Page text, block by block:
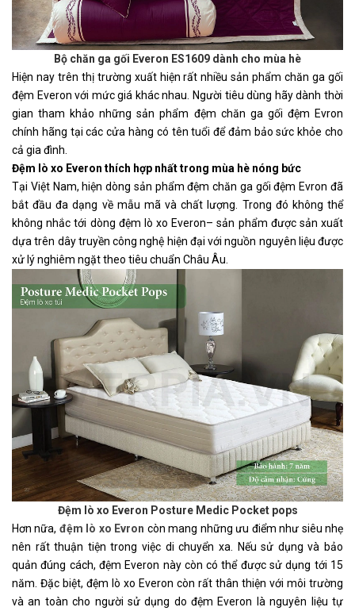
Bộ chăn ga gối Everon ES1609 dành cho mùa hè
Hiện nay trên thị trường xuất hiện rất nhiều sản phẩm chăn ga gối
đệm Everon với mức giá khác nhau. Người tiêu dùng hãy dành thời
gian tham khảo những sản phẩm đệm chăn ga gối đệm Evron
chính hãng tại các cửa hàng có tên tuổi để đảm bảo sức khỏe cho
cả gia đình.
Đệm lò xo Everon thích hợp nhất trong mùa hè nóng bức
Tại Việt Nam, hiện dòng sản phẩm đệm chăn ga gối đệm Evron đã
bắt đầu đa dạng về mẫu mã và chất lượng. Trong đó không thể
không nhắc tới dòng đệm lò xo Everon– sản phẩm được sản xuất
dựa trên dây truyền công nghệ hiện đại với nguồn nguyên liệu được
xử lý nghiêm ngặt theo tiêu chuẩn Châu Âu.
Đệm lò xo Everon Posture Medic Pocket pops
Hơn nữa, đệm lò xo Evron còn mang những ưu điểm như siêu nhẹ
nên rất thuận tiện trong việc di chuyển xa. Nếu sử dụng và bảo
quản đúng cách, đệm Everon này còn có thể được sử dụng tới 15
năm. Đặc biệt, đệm lò xo Everon còn rất thân thiện với môi trường
và an toàn cho người sử dụng do đệm Everon là nguyên liệu tự